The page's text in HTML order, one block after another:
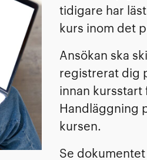
tidigare har
kurs inom det
Ansökan ska
registrerat dig
innan
Handläggning
kursen.
Se dokumentet